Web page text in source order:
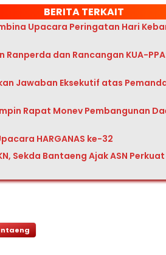
BERITA TERKAIT
Upacara Peringatan Hari
Ranperda dan Rancangan KUA-
Jawaban Eksekutif atas
Rapat Monev Pembangunan
HARGANAS ke-32
Sekda Bantaeng Ajak ASN